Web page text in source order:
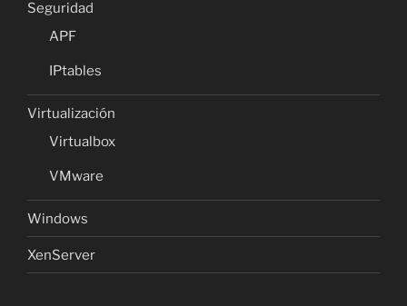
Seguridad
APF
IPtables
Virtualización
Virtualbox
VMware
Windows
XenServer